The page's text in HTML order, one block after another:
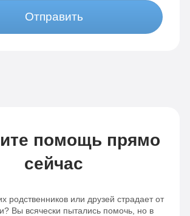
Отправить
помощь прямо
сейчас
родственников или друзей страдает от
Вы всячески пытались помочь, но в